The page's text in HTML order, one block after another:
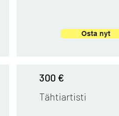
300 €
Tähtiartisti
Osta nyt